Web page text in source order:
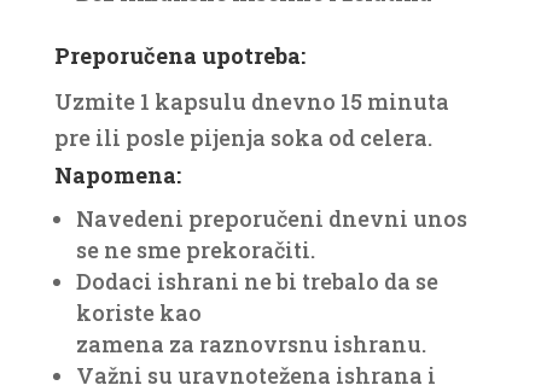
Preporučena upotreba:
Uzmite 1 kapsulu dnevno 15 minuta
pre ili posle pijenja soka od celera.
Napomena:
Navedeni preporučeni dnevni unos
se ne sme prekoračiti.
Dodaci ishrani ne bi trebalo da se
koriste kao
zamena za raznovrsnu ishranu.
Važni su uravnotežena ishrana i